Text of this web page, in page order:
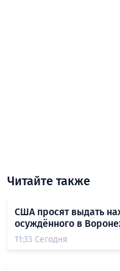
Читайте также
США просят выдать
осуждённого в
11:33 Сегодня